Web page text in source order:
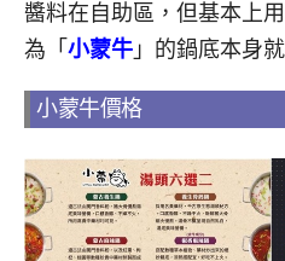
醬料在自助區，但基本上
為「 小蒙牛 」的鍋底本身
小蒙牛價格